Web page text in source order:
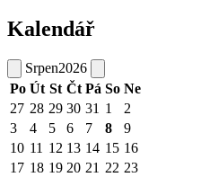
Kalendář
Srpen2026
Po Út St Čt Pá So Ne
27 28 29 30 31 1
2
3
4 5 6 7 8
9
10 11 12 13 14 15 16
17 18 19 20 21 22 23